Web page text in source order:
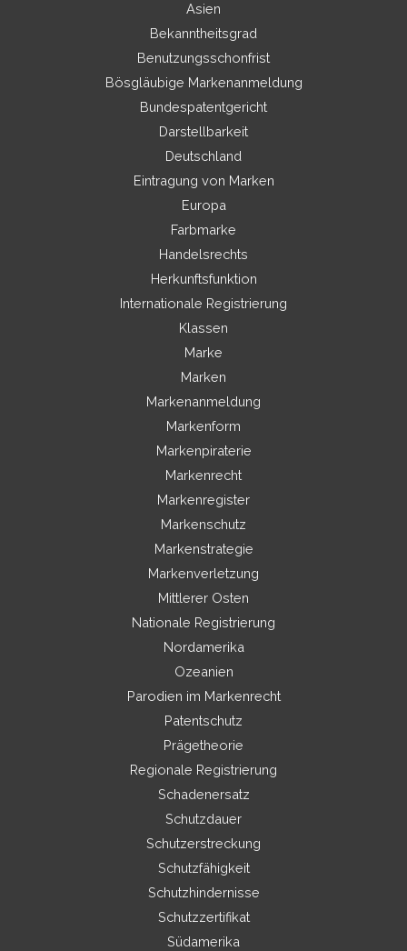
Asien
Bekanntheitsgrad
Benutzungsschonfrist
Bösgläubige Markenanmeldung
Bundespatentgericht
Darstellbarkeit
Deutschland
Eintragung von Marken
Europa
Farbmarke
Handelsrechts
Herkunftsfunktion
Internationale Registrierung
Klassen
Marke
Marken
Markenanmeldung
Markenform
Markenpiraterie
Markenrecht
Markenregister
Markenschutz
Markenstrategie
Markenverletzung
Mittlerer Osten
Nationale Registrierung
Nordamerika
Ozeanien
Parodien im Markenrecht
Patentschutz
Prägetheorie
Regionale Registrierung
Schadenersatz
Schutzdauer
Schutzerstreckung
Schutzfähigkeit
Schutzhindernisse
Schutzzertifikat
Südamerika